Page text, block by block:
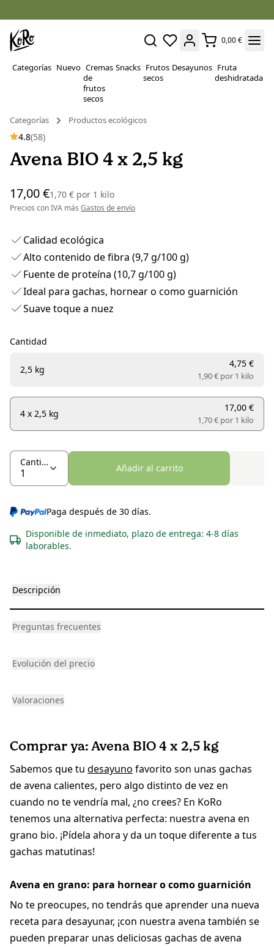
0,00 €
Categorías Nuevo Cremas
de
frutos
secos
Snacks Frutos
secos
Desayunos Fruta
deshidratada
Categorías Productos ecológicos
4.8(58)
Avena BIO 4 x 2,5 kg
17,00 €1,70 € por 1 kilo
Precios con IVA más Gastos de envío
Calidad ecológica
Alto contenido de fibra (9,7 g/100 g)
Fuente de proteína (10,7 g/100 g)
Ideal para gachas, hornear o como guarnición
Suave toque a nuez
Cantidad
2,5 kg
4,75 €
1,90 € por 1 kilo
4 x 2,5 kg
17,00 €
1,70 € por 1 kilo
Cantidad
Añadir al carrito
Paga después de 30 días.
Disponible de inmediato, plazo de entrega: 4-8 días
laborables.
Descripción
Preguntas frecuentes
Evolución del precio
Valoraciones
Comprar ya: Avena BIO 4 x 2,5 kg
Sabemos que tu desayuno favorito son unas gachas
de avena calientes, pero algo distinto de vez en
cuando no te vendría mal, ¿no crees? En KoRo
tenemos una alternativa perfecta: nuestra avena en
grano bio. ¡Pídela ahora y da un toque diferente a tus
gachas matutinas!
Avena en grano: para hornear o como guarnición
No te preocupes, no tendrás que aprender una nueva
receta para desayunar, ¡con nuestra avena también se
pueden preparar unas deliciosas gachas de avena